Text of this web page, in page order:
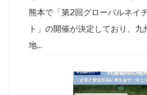
熊本で「第2回グローバルネイ
ト」の開催が決定しており、
地...